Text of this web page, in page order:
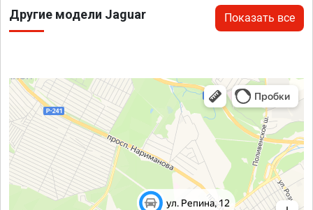
Другие модели Jaguar Показать все